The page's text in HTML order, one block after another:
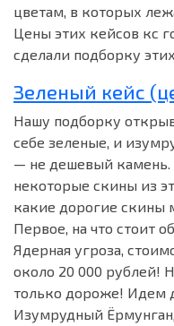
цветам, в которых
Цены этих кейсов кс
сделали подборку
Зеленый кейс
Нашу подборку
себе зеленые, и
— не дешевый камень.
некоторые скины из
какие дорогие скины
Первое, на что стоит
Ядерная угроза,
около 20 000 рублей!
только дороже! Идем
Изумрудный